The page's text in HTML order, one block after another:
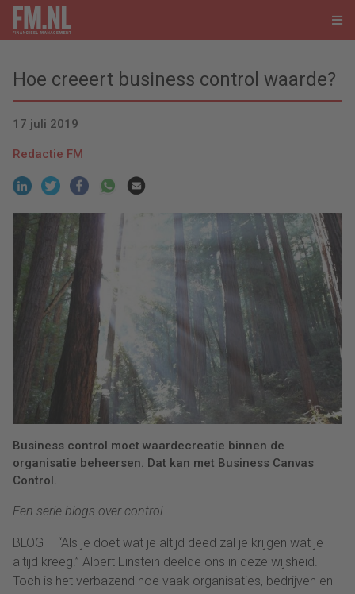
Hoe creeert business control waarde?
17 juli 2019
Redactie FM
Business control moet waardecreatie binnen de
organisatie beheersen. Dat kan met Business Canvas
Control.
Een serie blogs over control
BLOG – “Als je doet wat je altijd deed zal je krijgen wat je
altijd kreeg.” Albert Einstein deelde ons in deze wijsheid.
Toch is het verbazend hoe vaak organisaties, bedrijven en